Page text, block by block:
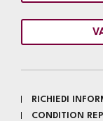
RICHIEDI
CONDITION